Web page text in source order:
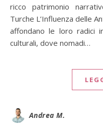
ricco patrimonio
Turche L’Influenza delle
affondano le loro radici
culturali, dove nomadi…
Andrea M.